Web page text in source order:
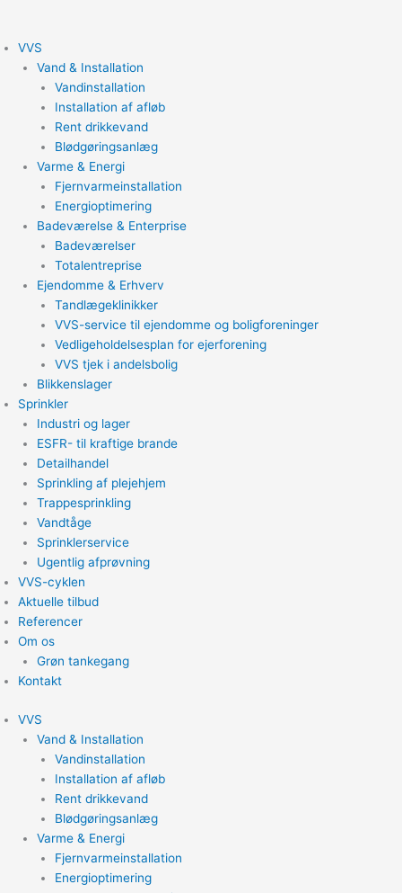
indholdet
VVS
Vand & Installation
Vandinstallation
Installation af afløb
Rent drikkevand
Blødgøringsanlæg
Varme & Energi
Fjernvarmeinstallation
Energioptimering
Badeværelse & Enterprise
Badeværelser
Totalentreprise
Ejendomme & Erhverv
Tandlægeklinikker
VVS-service til ejendomme og boligforeninger
Vedligeholdelsesplan for ejerforening
VVS tjek i andelsbolig
Blikkenslager
Sprinkler
Industri og lager
ESFR- til kraftige brande
Detailhandel
Sprinkling af plejehjem
Trappesprinkling
Vandtåge
Sprinklerservice
Ugentlig afprøvning
VVS-cyklen
Aktuelle tilbud
Referencer
Om os
Grøn tankegang
Kontakt
VVS
Vand & Installation
Vandinstallation
Installation af afløb
Rent drikkevand
Blødgøringsanlæg
Varme & Energi
Fjernvarmeinstallation
Energioptimering